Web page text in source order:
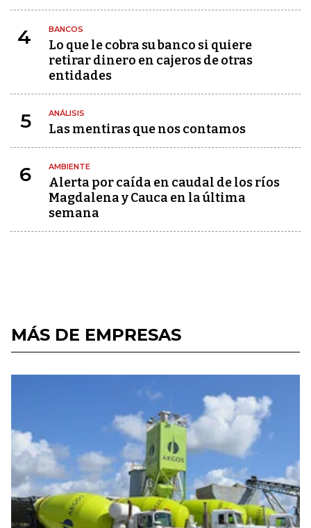
4 BANCOS
Lo que le cobra su banco si quiere
retirar dinero en cajeros de otras
entidades
5 ANÁLISIS
Las mentiras que nos contamos
6 AMBIENTE
Alerta por caída en caudal de los ríos
Magdalena y Cauca en la última
semana
MÁS DE EMPRESAS